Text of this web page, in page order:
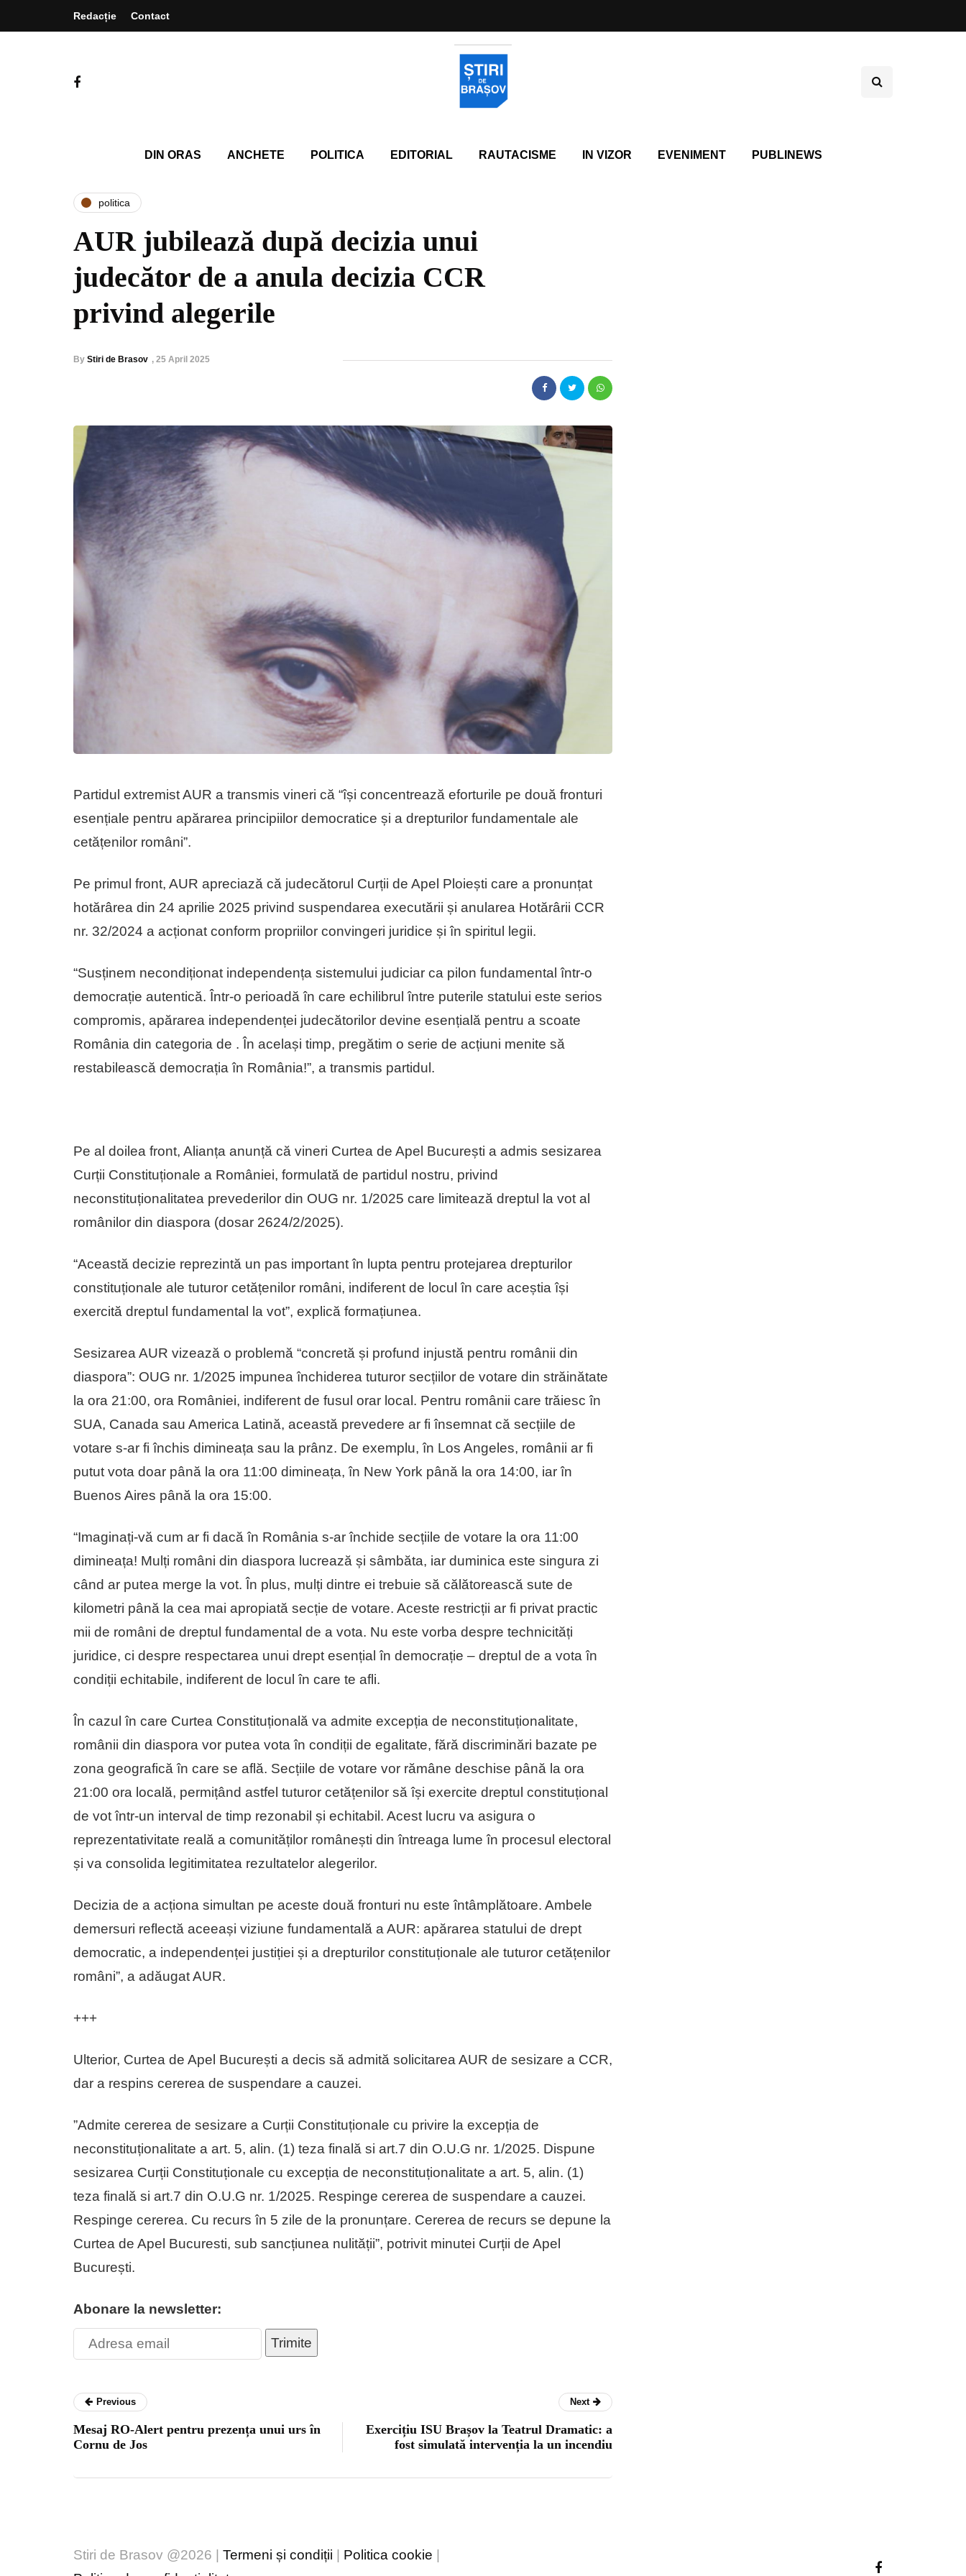
Redacție Contact
DIN ORAS ANCHETE POLITICA EDITORIAL RAUTACISME IN VIZOR EVENIMENT PUBLINEWS
politica
AUR jubilează după decizia unui
judecător de a anula decizia CCR
privind alegerile
By Stiri de Brasov , 25 April 2025
Partidul extremist AUR a transmis vineri că “își concentrează eforturile pe două fronturi
esențiale pentru apărarea principiilor democratice și a drepturilor fundamentale ale
cetățenilor români”.
Pe primul front, AUR apreciază că judecătorul Curții de Apel Ploiești care a pronunțat
hotărârea din 24 aprilie 2025 privind suspendarea executării și anularea Hotărârii CCR
nr. 32/2024 a acționat conform propriilor convingeri juridice și în spiritul legii.
“Susținem necondiționat independența sistemului judiciar ca pilon fundamental într-o
democrație autentică. Într-o perioadă în care echilibrul între puterile statului este serios
compromis, apărarea independenței judecătorilor devine esențială pentru a scoate
România din categoria de . În același timp, pregătim o serie de acțiuni menite să
restabilească democrația în România!”, a transmis partidul.
Pe al doilea front, Alianța anunță că vineri Curtea de Apel București a admis sesizarea
Curții Constituționale a României, formulată de partidul nostru, privind
neconstituționalitatea prevederilor din OUG nr. 1/2025 care limitează dreptul la vot al
românilor din diaspora (dosar 2624/2/2025).
“Această decizie reprezintă un pas important în lupta pentru protejarea drepturilor
constituționale ale tuturor cetățenilor români, indiferent de locul în care aceștia își
exercită dreptul fundamental la vot”, explică formațiunea.
Sesizarea AUR vizează o problemă “concretă și profund injustă pentru românii din
diaspora”: OUG nr. 1/2025 impunea închiderea tuturor secțiilor de votare din străinătate
la ora 21:00, ora României, indiferent de fusul orar local. Pentru românii care trăiesc în
SUA, Canada sau America Latină, această prevedere ar fi însemnat că secțiile de
votare s-ar fi închis dimineața sau la prânz. De exemplu, în Los Angeles, românii ar fi
putut vota doar până la ora 11:00 dimineața, în New York până la ora 14:00, iar în
Buenos Aires până la ora 15:00.
“Imaginați-vă cum ar fi dacă în România s-ar închide secțiile de votare la ora 11:00
dimineața! Mulți români din diaspora lucrează și sâmbăta, iar duminica este singura zi
când ar putea merge la vot. În plus, mulți dintre ei trebuie să călătorească sute de
kilometri până la cea mai apropiată secție de votare. Aceste restricții ar fi privat practic
mii de români de dreptul fundamental de a vota. Nu este vorba despre technicități
juridice, ci despre respectarea unui drept esențial în democrație – dreptul de a vota în
condiții echitabile, indiferent de locul în care te afli.
În cazul în care Curtea Constituțională va admite excepția de neconstituționalitate,
românii din diaspora vor putea vota în condiții de egalitate, fără discriminări bazate pe
zona geografică în care se află. Secțiile de votare vor rămâne deschise până la ora
21:00 ora locală, permițând astfel tuturor cetățenilor să își exercite dreptul constituțional
de vot într-un interval de timp rezonabil și echitabil. Acest lucru va asigura o
reprezentativitate reală a comunităților românești din întreaga lume în procesul electoral
și va consolida legitimitatea rezultatelor alegerilor.
Decizia de a acționa simultan pe aceste două fronturi nu este întâmplătoare. Ambele
demersuri reflectă aceeași viziune fundamentală a AUR: apărarea statului de drept
democratic, a independenței justiției și a drepturilor constituționale ale tuturor cetățenilor
români”, a adăugat AUR.
+++
Ulterior, Curtea de Apel București a decis să admită solicitarea AUR de sesizare a CCR,
dar a respins cererea de suspendare a cauzei.
”Admite cererea de sesizare a Curții Constituționale cu privire la excepția de
neconstituționalitate a art. 5, alin. (1) teza finală si art.7 din O.U.G nr. 1/2025. Dispune
sesizarea Curții Constituționale cu excepția de neconstituționalitate a art. 5, alin. (1)
teza finală si art.7 din O.U.G nr. 1/2025. Respinge cererea de suspendare a cauzei.
Respinge cererea. Cu recurs în 5 zile de la pronunțare. Cererea de recurs se depune la
Curtea de Apel Bucuresti, sub sancțiunea nulității”, potrivit minutei Curții de Apel
București.
Abonare la newsletter:
Trimite
Previous
Mesaj RO-Alert pentru prezența unui urs în
Cornu de Jos
Next
Exercițiu ISU Brașov la Teatrul Dramatic: a
fost simulată intervenția la un incendiu
Stiri de Brasov @2026 | Termeni și condiții | Politica cookie |